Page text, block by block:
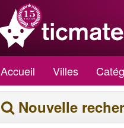
Accueil Villes
Nouvelle